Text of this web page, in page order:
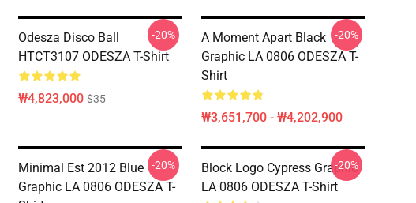
Odesza Disco Ball
HTCT3107 ODESZA T-Shirt
₩4,823,000 $35
-20%
A Moment Apart Black
Graphic LA 0806 ODESZA T-
Shirt
₩3,651,700 - ₩4,202,900
-20%
Minimal Est 2012 Blue
Graphic LA 0806 ODESZA T-
-20%
Block Logo Cypress Graphic
LA 0806 ODESZA T-Shirt
-20%